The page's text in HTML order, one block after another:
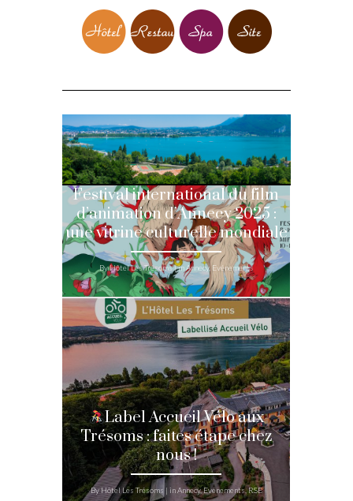
Festival international du film
d’animation d’Annecy 2025 :
une vitrine culturelle mondiale
By Hôtel Les Trésoms | in Annecy, Evénements
Label Accueil Vélo aux
Trésoms : faites étape chez
nous !
By Hôtel Les Trésoms | in Annecy, Evénements, RSE